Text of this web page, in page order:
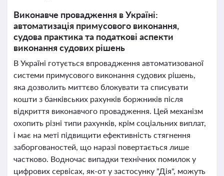
Виконавче провадження в Україні:
автоматизація примусового виконання,
судова практика та податкові аспекти
виконання судових рішень
В Україні готується впровадження автоматизованої
системи примусового виконання судових рішень,
яка дозволить миттєво блокувати та списувати
кошти з банківських рахунків боржників після
відкриття виконавчого провадження. Цей механізм
охопить різні типи рахунків, крім соціальних виплат,
і має на меті підвищити ефективність стягнення
заборгованостей, що наразі повертається лише
частково. Водночас випадки технічних помилок у
цифрових сервісах, як-от у застосунку "Дія", можуть